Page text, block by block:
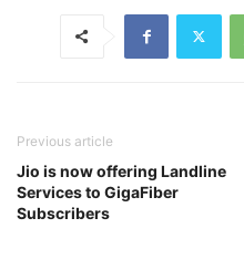
Previous article
Jio is now offering Landline
Services to GigaFiber
Subscribers